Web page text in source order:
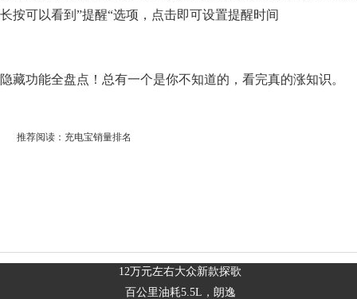
长按可以看到”提醒“选项，点击即可设置提醒时间
隐藏功能全盘点！总有一个是你不知道的，看完真的涨知识。
推荐阅读： 充电宝销量排名
12万元左右大众新款探歌
百公里油耗5.5L，朗逸